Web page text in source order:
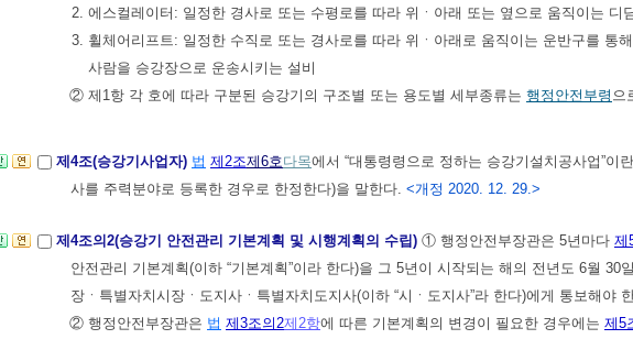
2. 에스컬레이터: 일정한 경사로 또는 수평로를 따라 위ㆍ아래 또는 옆으로 움직이는 디
3. 휠체어리프트: 일정한 수직로 또는 경사로를 따라 위ㆍ아래로 움직이는 운반구를
사람을 승강장으로 운송시키는 설비
② 제1항 각 호에 따라 구분된 승강기의 구조별 또는 용도별 세부종류는 행정안전부령 으
제4조(승강기사업자) 법 제2조제6호다목에서 “대통령령으로 정하는 승강기설치공사업”이란
사를 주력분야로 등록한 경우로 한정한다)을 말한다. <개정 2020. 12. 29.>
제4조의2(승강기 안전관리 기본계획 및 시행계획의 수립) ① 행정안전부장관은 5년마다 제
안전관리 기본계획(이하 “기본계획”이라 한다)을 그 5년이 시작되는 해의 전년도 6월
장ㆍ특별자치시장ㆍ도지사ㆍ특별자치도지사(이하 “시ㆍ도지사”라 한다)에게 통보해야
② 행정안전부장관은 법 제3조의2제2항에 따른 기본계획의 변경이 필요한 경우에는 제5